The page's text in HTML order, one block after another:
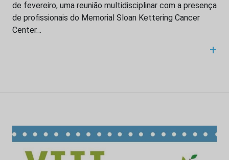
de fevereiro, uma reunião multidisciplinar com a presença
de profissionais do Memorial Sloan Kettering Cancer
Center…
+